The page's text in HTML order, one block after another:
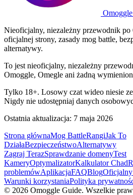
Nieoficjalny, niezależny przewodnik
oficjalnej strony, zasady mog battle,
alternatywy.
To jest nieoficjalny, niezależny
Omoggle, Omegle ani żadną
Tylko 18+. Losowy czat wideo niesie
Nigdy nie udostępniaj danych
Ostatnia aktualizacja: 7 maja 2026
Strona głównaMog BattleRangiJak To
DziałaBezpieczeństwoAlternatywy
Zagraj TerazSprawdzanie domenyTest
KameryOptymalizatorKalkulator Chad
problemówAplikacjaFAQBlog
Warunki korzystaniaPolityka
© 2026 Omoggle Guide. Wszelkie